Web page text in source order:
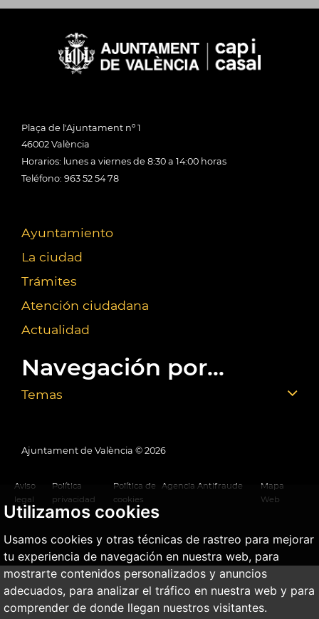
Utilizamos cookies
Usamos cookies y otras técnicas de rastreo para mejorar
tu experiencia de navegación en nuestra web, para
mostrarte contenidos personalizados y anuncios
adecuados, para analizar el tráfico en nuestra web y para
comprender de donde llegan nuestros visitantes.
Plaça de l'Ajuntament nº 1
46002 València
Horarios: lunes a viernes de 8:30 a 14:00 horas
Teléfono: 963 52 54 78
Ayuntamiento
La ciudad
Trámites
Atención ciudadana
Actualidad
Navegación por...
Temas
Ajuntament de València © 2026
Aviso
legal
Política
privacidad
Política de
cookies
Agencia Antifraude
Mapa
Web